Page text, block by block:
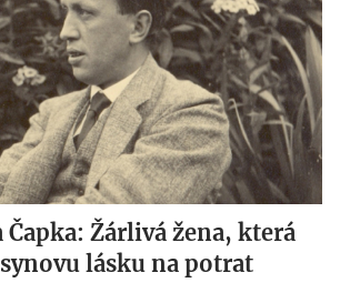
Žárlivá žena, která
lásku na potrat